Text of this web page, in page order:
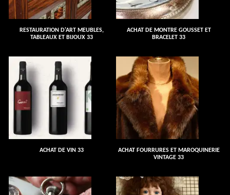
RESTAURATION D'ART MEUBLES,
TABLEAUX ET BIJOUX 33
ACHAT DE MONTRE GOUSSET ET
BRACELET 33
ACHAT DE VIN 33
ACHAT FOURRURES ET MAROQUINERIE
VINTAGE 33